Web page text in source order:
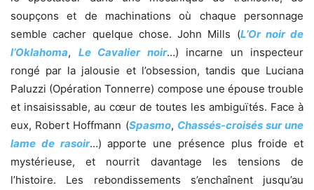
soupçons et de machinations où chaque personnage
semble cacher quelque chose. John Mills (L’Or noir de
l’Oklahoma, Le Cavalier noir…) incarne un inspecteur
rongé par la jalousie et l’obsession, tandis que Luciana
Paluzzi (Opération Tonnerre) compose une épouse trouble
et insaisissable, au cœur de toutes les ambiguïtés. Face à
eux, Robert Hoffmann (Spasmo, Chassés-croisés sur une
lame de rasoir…) apporte une présence plus froide et
mystérieuse, et nourrit davantage les tensions de
l’histoire. Les rebondissements s’enchaînent jusqu’au